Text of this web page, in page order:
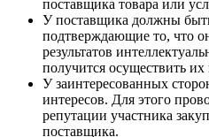
поставщика товара или
У поставщика должны
подтверждающие то, что
результатов
получится осуществить их
У заинтересованных
интересов. Для этого
репутации участника
поставщика.